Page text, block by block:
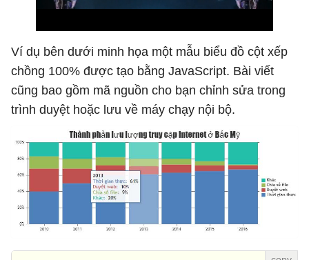
Ví dụ bên dưới minh họa một mẫu biểu đồ cột xếp
chồng 100% được tạo bằng JavaScript. Bài viết
cũng bao gồm mã nguồn cho bạn chỉnh sửa trong
trình duyệt hoặc lưu về máy chạy nội bộ.